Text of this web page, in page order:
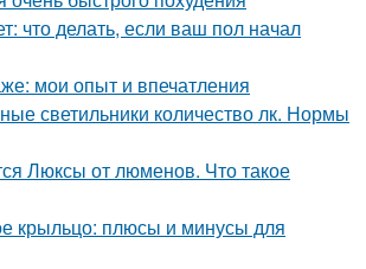
что делать, если ваш пол начал
мои опыт и впечатления
светильники количество лк. Нормы
Люксы от люменов. Что такое
крыльцо: плюсы и минусы для